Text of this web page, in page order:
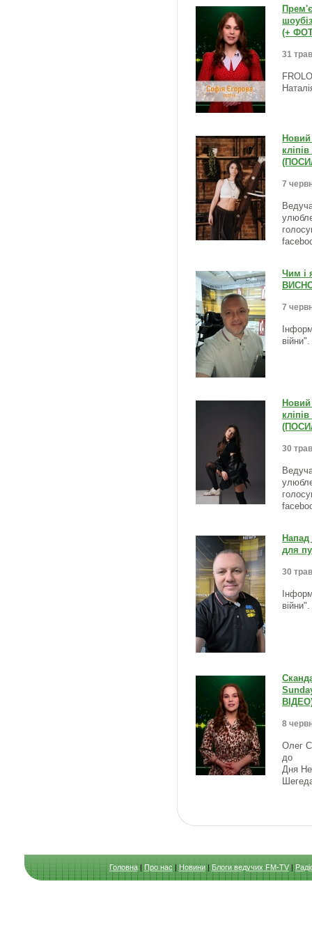
(+
31
Новий
7
Чим і
7
Новий
30
Напад
для
30
8
Олег
до
Дня
Головна|Про нас|Новини|Блоги ведучих FM-TV|